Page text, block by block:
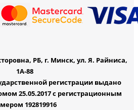
РБ, г. Минск, ул. Я. Райниса,
1А-88
регистрации выдано
25.05.2017 с регистрационным
192819916